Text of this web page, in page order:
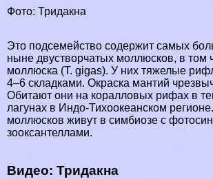
Фото: Тридакна
Это подсемейство содержит самых
ныне двустворчатых моллюсков, в том
моллюска (T. gigas). У них тяжелые
4–6 складками. Окраска мантий
Обитают они на коралловых рифах в
лагунах в Индо-Тихоокеанском
моллюсков живут в симбиозе с
зооксантеллами.
Видео: Тридакна